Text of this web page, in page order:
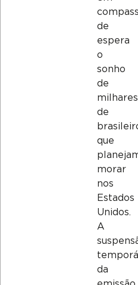
de
espera
o
sonho
de
milhares
de
que
morar
nos
Estados
Unidos.
A
da